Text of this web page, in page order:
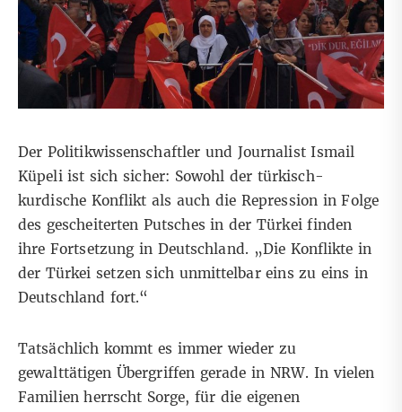
Der Politikwissenschaftler und Journalist Ismail
Küpeli ist sich sicher: Sowohl der türkisch-
kurdische Konflikt als auch die Repression in Folge
des gescheiterten Putsches in der Türkei finden
ihre Fortsetzung in Deutschland. „Die Konflikte in
der Türkei setzen sich unmittelbar eins zu eins in
Deutschland fort.“
Tatsächlich kommt es immer wieder zu
gewalttätigen Übergriffen gerade in NRW. In vielen
Familien herrscht Sorge, für die eigenen